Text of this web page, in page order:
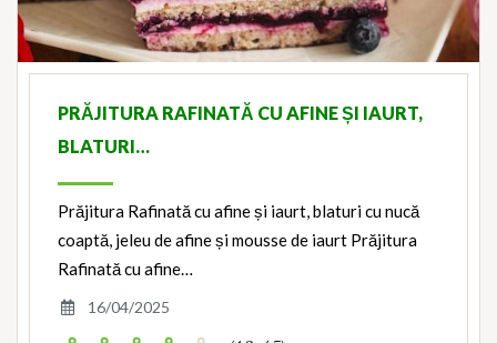
PRĂJITURA RAFINATĂ CU AFINE ȘI IAURT,
BLATURI…
Prăjitura Rafinată cu afine și iaurt, blaturi cu nucă
coaptă, jeleu de afine și mousse de iaurt Prăjitura
Rafinată cu afine…
16/04/2025